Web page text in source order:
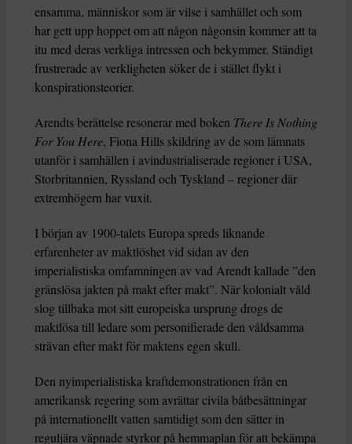
ensamma, människor som är vilse i samhället och som
har gett upp hoppet om att någon någonsin kommer att ta
itu med deras verkliga intressen och bekymmer. Ständigt
frustrerade av verkligheten söker de i stället flykt i
konspirationsteorier.
Arendts berättelse resonerar med boken There Is Nothing
For You Here, Fiona Hills skildring av de som lämnats
utanför i samhällen i avindustrialiserade regioner i USA,
Storbritannien, Ryssland och Tyskland – regioner där
extremhögern har vuxit.
I början av 1900-talets Europa spreds liknande
erfarenheter av maktlöshet vid sidan av den
imperialistiska omfamningen av vad Arendt kallade ”den
gränslösa jakten på makt efter makt”. När kolonialt våld
slog tillbaka mot sitt europeiska ursprung drogs de
maktlösa till ledare som personifierade den våldsamma
strävan efter makt för maktens egen skull.
Den nyimperialistiska kraftdemonstrationen från en
amerikansk regering som avrättar civila båtbesättningar
på internationellt vatten samtidigt som den sätter in
reguljära väpnade styrkor på hemmaplan för att bekämpa